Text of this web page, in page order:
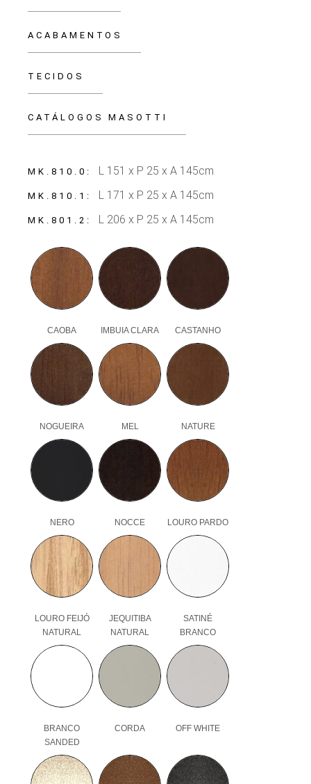
ACABAMENTOS
TECIDOS
CATÁLOGOS MASOTTI
MK.810.0 L 151 x P 25 x A 145cm
MK.810.1 L 171 x P 25 x A 145cm
MK.801.2 L 206 x P 25 x A 145cm
CAOBA IMBUIA CLARA CASTANHO
NOGUEIRA MEL NATURE
NERO NOCCE LOURO PARDO
LOURO FEIJÓ
NATURAL
JEQUITIBA
NATURAL
SATINÉ
BRANCO
BRANCO
SANDED
CORDA OFF WHITE